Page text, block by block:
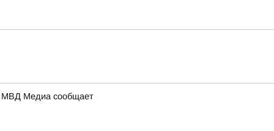
МВД Медиа сообщает